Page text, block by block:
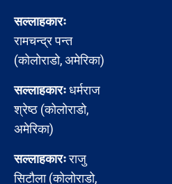
सल्लाहकारः
रामचन्द्र पन्त
(कोलोराडो, अमेरिका)
सल्लाहकारःधर्मराज
श्रेष्ठ (कोलोराडो,
अमेरिका)
सल्लाहकारःराजु
सिटौला (कोलोराडो,